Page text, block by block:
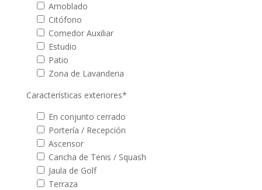
Amoblado
Citófono
Comedor Auxiliar
Estudio
Patio
Zona de Lavanderia
Características exteriores*
En conjunto cerrado
Portería / Recepción
Ascensor
Cancha de Tenis / Squash
Jaula de Golf
Terraza